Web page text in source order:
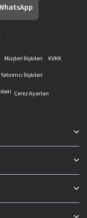
Müşteri İlişkileri
KVKK
Yatırımcı İlişkileri
Çerez Ayarları